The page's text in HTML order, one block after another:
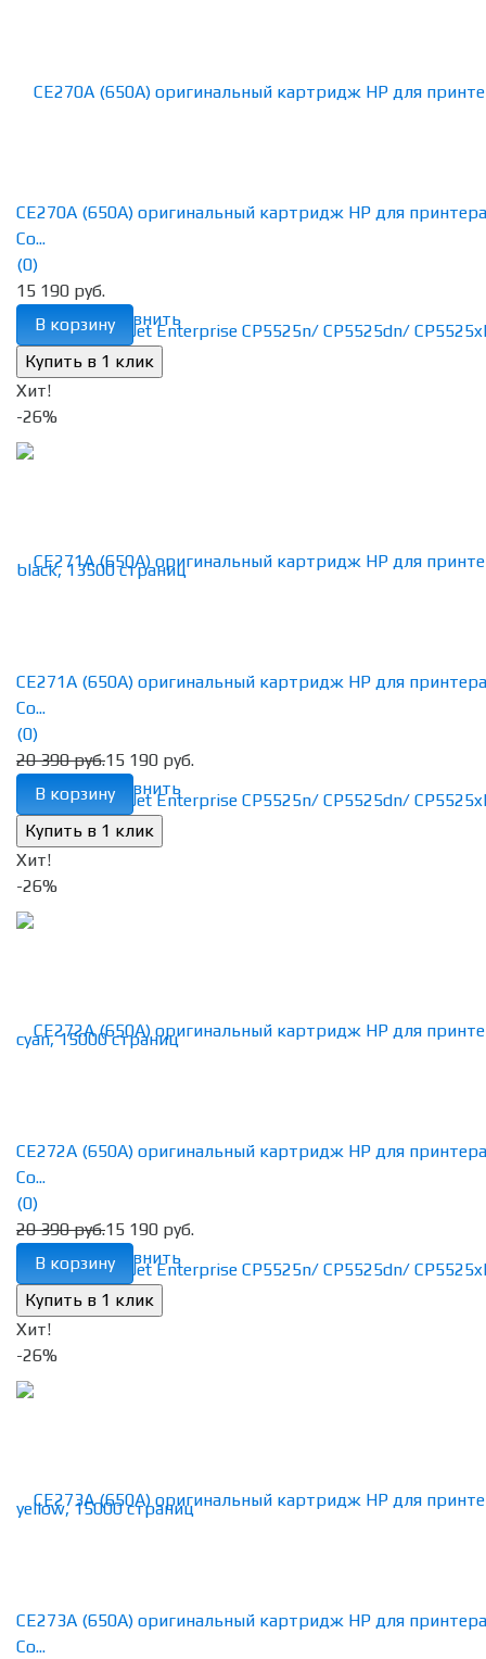
избранное сравнить
CE270A (650A) оригинальный картридж HP для
Co...
(0)
15 190 руб.
В корзину
Хит!
-26%
избранное сравнить
CE271A (650A) оригинальный картридж HP для
Co...
(0)
20 390 руб.15 190 руб.
В корзину
Хит!
-26%
избранное сравнить
CE272A (650A) оригинальный картридж HP для
Co...
(0)
20 390 руб.15 190 руб.
В корзину
Хит!
-26%
CE273A (650A) оригинальный картридж HP для
Co...